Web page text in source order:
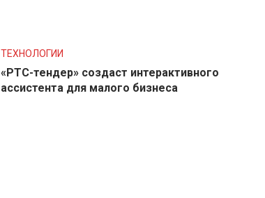
ТЕХНОЛОГИИ
«РТС-тендер» создаст интерактивного
ассистента для малого бизнеса